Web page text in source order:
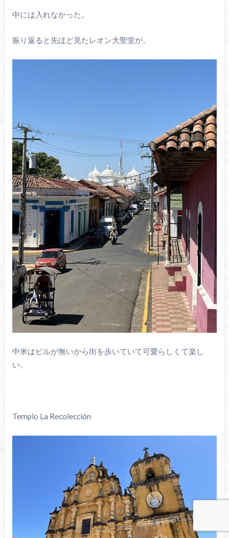
中には入れなかった。
振り返ると先ほど見たレオン大聖堂が。
中米はビルが無いから街を歩いていて可愛らしくて楽し
い。
Templo La Recolección